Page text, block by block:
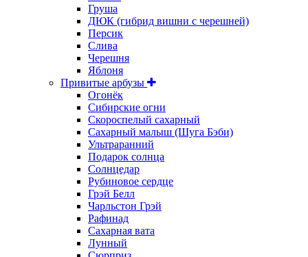
Груша
ДЮК (гибрид вишни с черешней)
Персик
Слива
Черешня
Яблоня
Привитые арбузы
Огонёк
Сибирские огни
Скороспелый сахарный
Сахарный малыш (Шуга Бэби)
Ультраранний
Подарок солнца
Солнцедар
Рубиновое сердце
Грэй Белл
Чарльстон Грэй
Рафинад
Сахарная вата
Лунный